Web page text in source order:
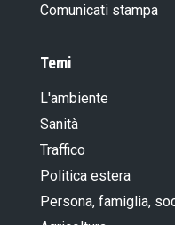
Comunicati stampa
Temi
L'ambiente
Sanità
Traffico
Politica estera
Persona, famiglia,